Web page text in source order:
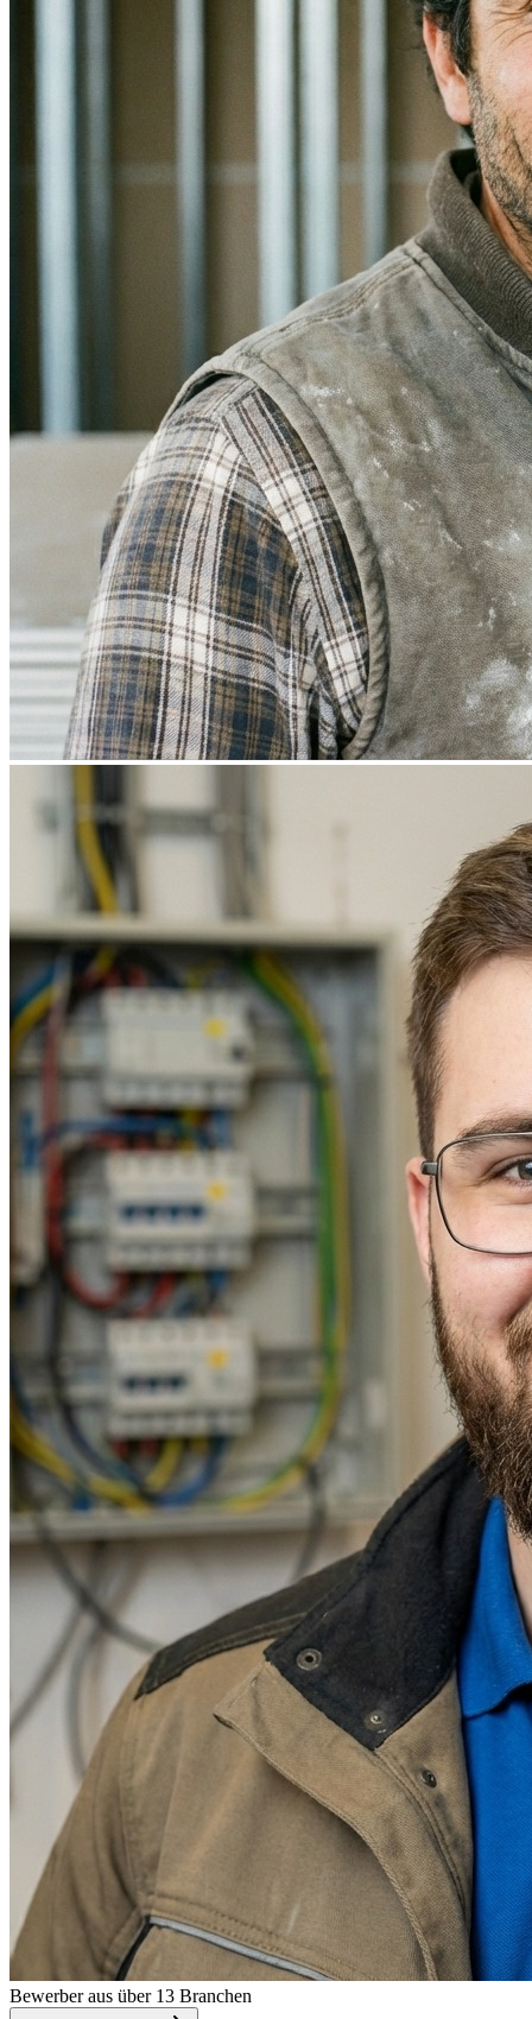
Bewerber aus über 13 Branchen